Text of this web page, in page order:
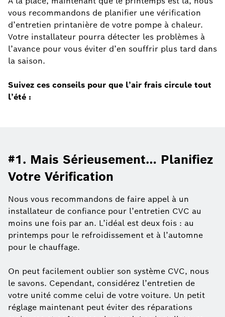
vous recommandons de planifier une vérification
d’entretien printanière de votre pompe à chaleur.
Votre installateur pourra détecter les problèmes à
l’avance pour vous éviter d’en souffrir plus tard dans
la saison.
Suivez ces conseils pour que l’air frais circule tout
l’été :
#1. Mais Sérieusement… Planifiez
Votre Vérification
Nous vous recommandons de faire appel à un
installateur de confiance pour l’entretien CVC au
moins une fois par an. L’idéal est deux fois : au
printemps pour le refroidissement et à l’automne
pour le chauffage.
On peut facilement oublier son système CVC, nous
le savons. Cependant, considérez l’entretien de
votre unité comme celui de votre voiture. Un petit
réglage maintenant peut éviter des réparations